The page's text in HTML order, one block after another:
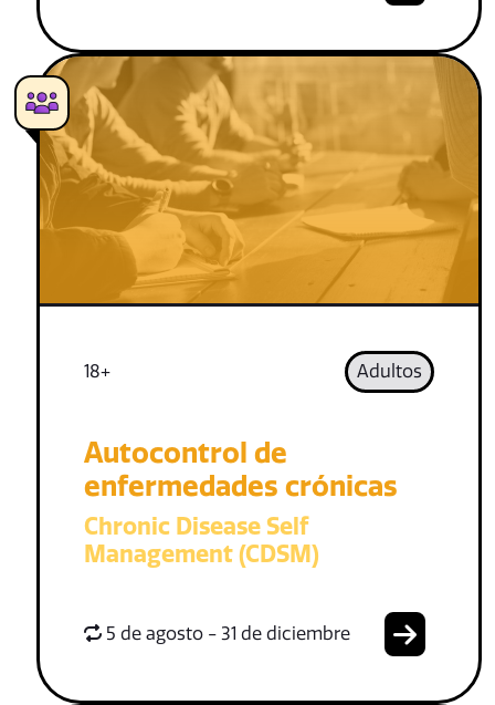
18+ Adultos
Autocontrol de
enfermedades crónicas
Chronic Disease Self
Management (CDSM)
5 de agosto - 31 de diciembre